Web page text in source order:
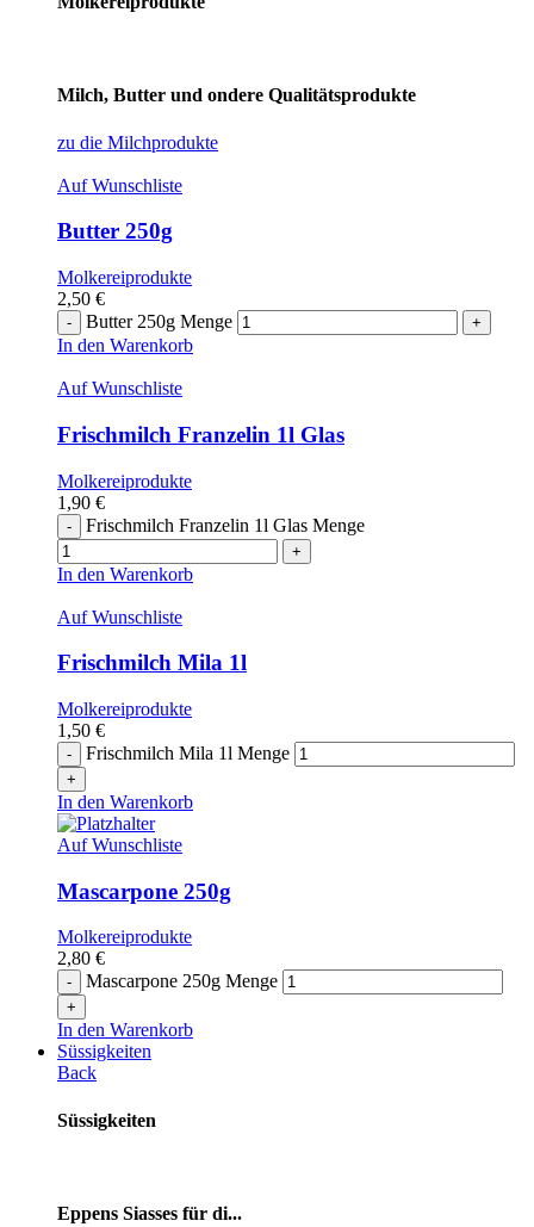
Milch, Butter und ondere Qualitätsprodukte
zu die Milchprodukte
Auf Wunschliste
Butter 250g
Molkereiprodukte
2,50 €
Butter 250g Menge
In den Warenkorb
Auf Wunschliste
Frischmilch Franzelin 1l Glas
Molkereiprodukte
1,90 €
Frischmilch Franzelin 1l Glas Menge
In den Warenkorb
Auf Wunschliste
Frischmilch Mila 1l
Molkereiprodukte
1,50 €
Frischmilch Mila 1l Menge
In den Warenkorb
Auf Wunschliste
Mascarpone 250g
Molkereiprodukte
2,80 €
Mascarpone 250g Menge
In den Warenkorb
Süssigkeiten
Back
Süssigkeiten
Eppens Siasses für di...